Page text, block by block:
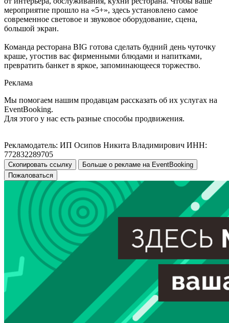
мероприятие прошло на «5+», здесь установлено самое
современное световое и звуковое оборудование, сцена,
большой экран.
Команда ресторана BIG готова сделать будний день чуточку
краше, угостив вас фирменными блюдами и напитками,
превратить банкет в яркое, запоминающееся торжество.
Реклама
Мы помогаем нашим продавцам рассказать об их услугах на
EventBooking.
Для этого у нас есть разные способы продвижения.
Рекламодатель: ИП Осипов Никита Владимирович ИНН:
772832289705
Скопировать ссылку
Больше о рекламе на EventBooking
Пожаловаться